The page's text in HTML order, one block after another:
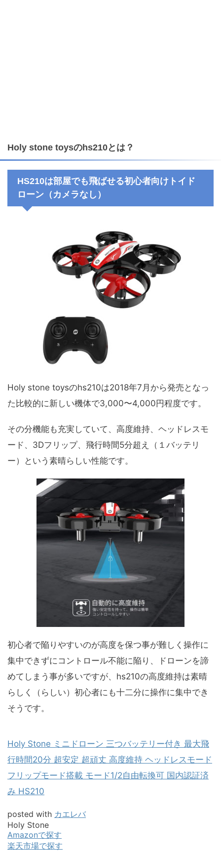
Holy stone toysのhs210とは？
HS210は部屋でも飛ばせる初心者向けトイド
ローン（カメラなし）
Holy stone toysのhs210は2018年7月から発売となっ
た比較的に新しい機体で3,000〜4,000円程度です。
その分機能も充実していて、高度維持、ヘッドレスモ
ード、3Dフリップ、飛行時間5分超え（１バッテリ
ー）という素晴らしい性能です。
初心者で陥りやすいのが高度を保つ事が難しく操作に
集中できずにコントロール不能に陥り、ドローンを諦
めてしまう事が多いですが、hs210の高度維持は素晴
らしく（らしい）初心者にも十二分に操作に集中でき
そうです。
Holy Stone ミニドローン 三つバッテリー付き 最大飛
行時間20分 超安定 超頑丈 高度維持 ヘッドレスモード
フリップモード搭載 モード1/2自由転換可 国内認証済
み HS210
posted with カエレバ
Holy Stone
Amazonで探す
楽天市場で探す